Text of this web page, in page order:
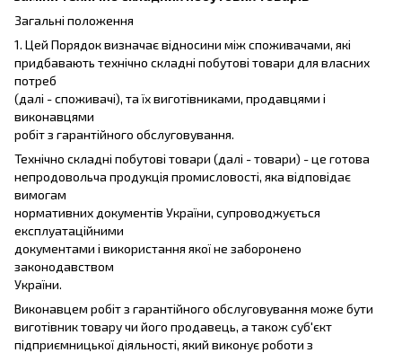
Загальні положення
1. Цей Порядок визначає відносини між споживачами, які
придбавають технічно складні побутові товари для власних
потреб
(далі - споживачі), та їх виготівниками, продавцями і
виконавцями
робіт з гарантійного обслуговування.
Технічно складні побутові товари (далі - товари) - це готова
непродовольча продукція промисловості, яка відповідає
вимогам
нормативних документів України, супроводжується
експлуатаційними
документами і використання якої не заборонено
законодавством
України.
Виконавцем робіт з гарантійного обслуговування може бути
виготівник товару чи його продавець, а також суб'єкт
підприємницької діяльності, який виконує роботи з